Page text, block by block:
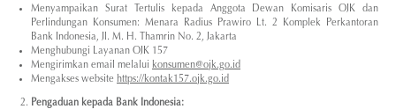
Menyampaikan Surat Tertulis kepada Anggota Dewan Komisaris OJK dan
Perlindungan Konsumen: Menara Radius Prawiro Lt. 2 Komplek Perkantoran
Bank Indonesia, Jl. M. H. Thamrin No. 2, Jakarta
Menghubungi Layanan OJK 157
Mengirimkan email melalui konsumen@ojk.go.id
Mengakses website https://kontak157.ojk.go.id
Pengaduan kepada Bank Indonesia: